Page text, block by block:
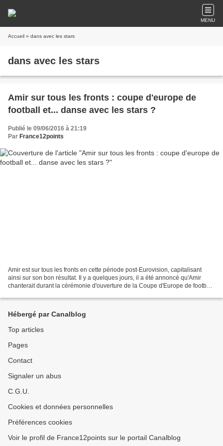
MENU
Accueil » dans avec les stars
dans avec les stars
Amir sur tous les fronts : coupe d'europe de
football et... danse avec les stars ?
Publié le 09/06/2016 à 21:19
Par France12points
Amir est sur tous les fronts en cette période post-Eurovision, capitalisant
ainsi sur son bon résultat. Il y a quelques jours, il a été annoncé qu'Amir
chanterait durant la cérémonie d'ouverture de la Coupe d'Europe de football
Hébergé par Canalblog
Top articles
Pages
Contact
Signaler un abus
C.G.U.
Cookies et données personnelles
Préférences cookies
Voir le profil de France12points sur le portail Canalblog